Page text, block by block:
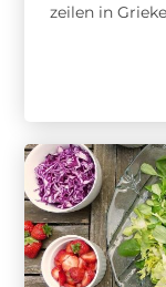
zeilen in